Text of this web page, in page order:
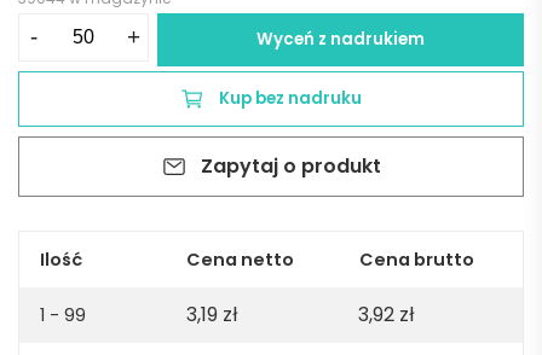
-
PAPER
-
+ Wyceń z nadrukiem
Kup bez nadruku
Zapytaj o produkt
Ilość Cena netto Cena brutto
1 - 99 3,19 zł 3,92 zł